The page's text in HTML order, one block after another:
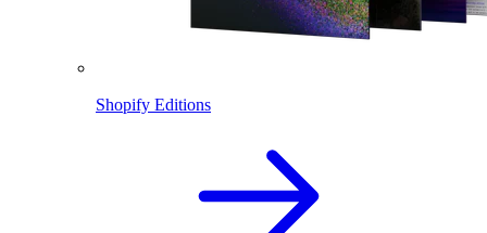
Shopify Editions